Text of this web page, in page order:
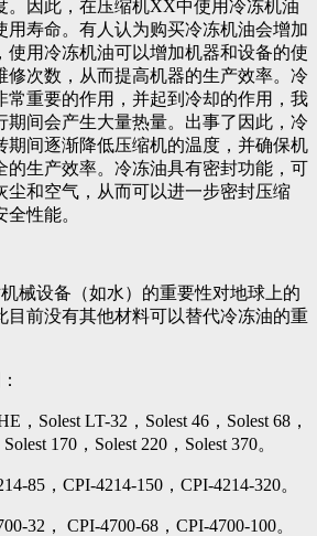
。因此，在压缩机XX中使用冷冻机油
用寿命。有人认为购买冷冻机油会增加
使用冷冻机油可以增加机器和设备的使
修次数，从而提高机器的生产效率。冷
常重要的作用，并起到冷却的作用，我
期间会产生大量热量。出事了因此，冷
期间逐渐降低压缩机的温度，并确保机
的生产效率。冷冻油具有密封功能，可
尘和空气，从而可以进一步密封压缩
性能。
设备（如水）的重要性对地球上的
目前没有其他材料可以替代冷冻油的重
，Solest LT-32，Solest 46，Solest 68，
170，Solest 220，Solest 370。
85，CPI-4214-150，CPI-4214-320。
32， CPI-4700-68，CPI-4700-100。